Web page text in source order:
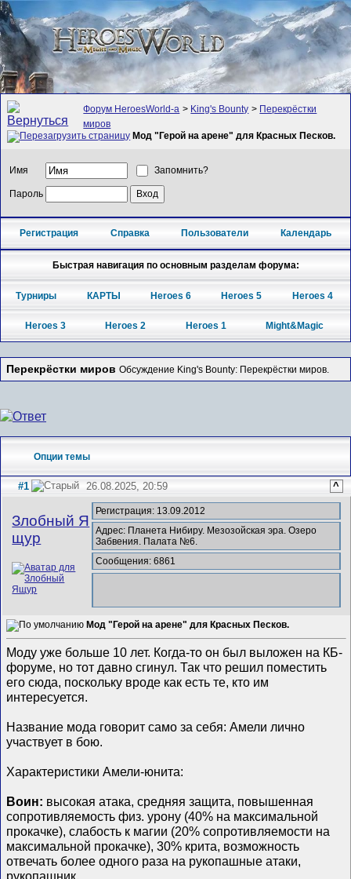
Форум HeroesWorld-а > King's Bounty > Перекрёстки
миров
Мод "Герой на арене" для Красных Песков.
Имя Запомнить?
Пароль
Регистрация Справка Пользователи Календарь
Быстрая навигация по основным разделам форума:
Турниры КАРТЫ Heroes 6 Heroes 5 Heroes 4
Heroes 3 Heroes 2 Heroes 1 Might&Magic
Перекрёстки миров Обсуждение King's Bounty: Перекрёстки миров.
Опции темы
#1 26.08.2025, 20:59 ^
Злобный Я
щур
Регистрация: 13.09.2012
Адрес: Планета Нибиру. Мезозойская эра. Озеро
Забвения. Палата №6.
Сообщения: 6861
Мод "Герой на арене" для Красных Песков.
Моду уже больше 10 лет. Когда-то он был выложен на КБ-
форуме, но тот давно сгинул. Так что решил поместить
его сюда, поскольку вроде как есть те, кто им
интересуется.
Название мода говорит само за себя: Амели лично
участвует в бою.
Характеристики Амели-юнита:
Воин: высокая атака, средняя защита, повышенная
сопротивляемость физ. урону (40% на максимальной
прокачке), слабость к магии (20% сопротивляемости на
максимальной прокачке), 30% крита, возможность
отвечать более одного раза на рукопашные атаки,
рукопашник.